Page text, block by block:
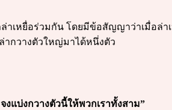
เหยื่อร่วมกัน โดยมีข้อสัญญาว่าเมื่อล่
กวางตัวใหญ่มาได้หนึ่งตัว
จงแบ่งกวางตัวนี้ให้พวกเราทั้งสาม”